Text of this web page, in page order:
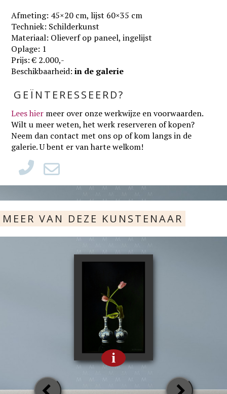
Afmeting: 45×20 cm, lijst 60×35 cm
Techniek: Schilderkunst
Materiaal: Olieverf op paneel, ingelijst
Oplage: 1
Prijs: € 2.000,-
Beschikbaarheid:in de galerie
GEÏNTERESSEERD?
Lees hier meer over onze werkwijze en voorwaarden.
Wilt u meer weten, het werk reserveren of kopen?
Neem dan contact met ons op of kom langs in de
galerie. U bent er van harte welkom!
MEER VAN DEZE KUNSTENAAR
i
Previous Next